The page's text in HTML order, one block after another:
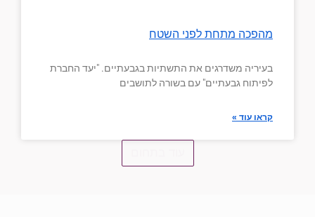
מהפכה מתחת לפני השטח
בעיריה משדרגים את התשתיות בגבעתיים. "יעד החברת
לפיתוח גבעתיים" עם בשורה לתושבים
קראו עוד »